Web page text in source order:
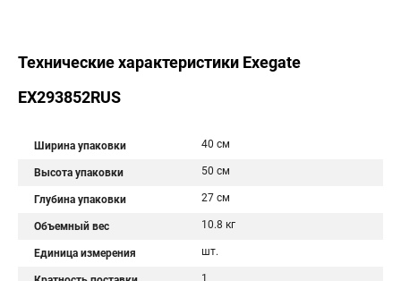
Технические характеристики Exegate
EX293852RUS
Ширина упаковки 40 см
Высота упаковки 50 см
Глубина упаковки 27 см
Объемный вес 10.8 кг
Единица измерения шт.
1